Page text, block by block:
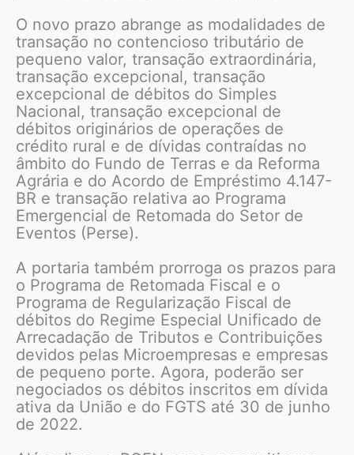
O novo prazo abrange as modalidades de
transação no contencioso tributário de
pequeno valor, transação extraordinária,
transação excepcional, transação
excepcional de débitos do Simples
Nacional, transação excepcional de
débitos originários de operações de
crédito rural e de dívidas contraídas no
âmbito do Fundo de Terras e da Reforma
Agrária e do Acordo de Empréstimo 4.147-
BR e transação relativa ao Programa
Emergencial de Retomada do Setor de
Eventos (Perse).
A portaria também prorroga os prazos para
o Programa de Retomada Fiscal e o
Programa de Regularização Fiscal de
débitos do Regime Especial Unificado de
Arrecadação de Tributos e Contribuições
devidos pelas Microempresas e empresas
de pequeno porte. Agora, poderão ser
negociados os débitos inscritos em dívida
ativa da União e do FGTS até 30 de junho
de 2022.